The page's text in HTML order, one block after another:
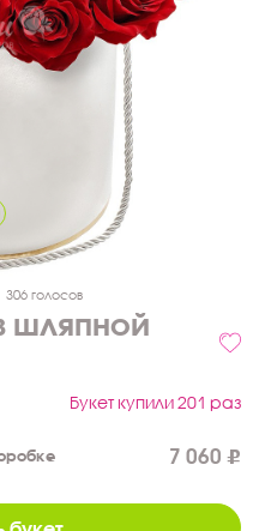
306 голосов
шляпной
Букет купили 201 раз
7 060